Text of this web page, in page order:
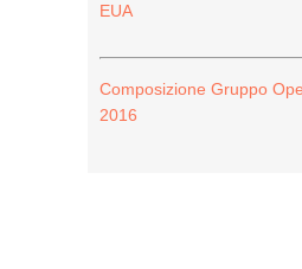
EUA
Composizione Gruppo
2016